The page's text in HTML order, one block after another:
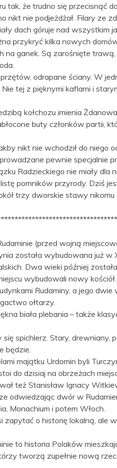
tak, że trudno się przecisnąć
nikt nie podjeżdżał. Filary ze
dach góruje nad wszystkim
przykryć kilka nowych
na ganek. Są zarośnięte
odrapane ściany. W
tej z pięknymi kaflami i
kołchozu imienia
buty członków partii,
nikt nie wchodził do niego
pewnie specjalnie
Radzieckiego nie miały dla
pomników przyrody. Dziś
trzy dworskie stawy
(przed wojną
została wybudowana już
Dwa wieki później
wybudowali nowy
Rudaminy, a jego
ołtarzy.
biała plebania – także
spichlerz. Stary, drewniany,
będzie.
majątku Urdomin byli
do dzisiaj na obrzeżach
też Stanisław Ignacy
odwiedzając dwór w
Monachium i potem Włoch.
zapytać o historię lokalną, ale
to historia Polaków
tworzą zupełnie nową